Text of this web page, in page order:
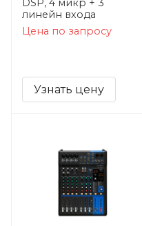
DSP, 4 микр + 3
линейн входа
Цена по запросу
Узнать цену